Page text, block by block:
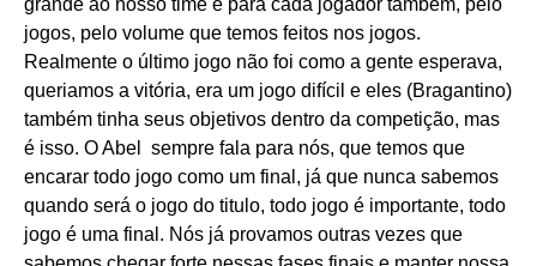
grande ao nosso time e para cada jogador também, pelo
jogos, pelo volume que temos feitos nos jogos.
Realmente o último jogo não foi como a gente esperava,
queriamos a vitória, era um jogo difícil e eles (Bragantino)
também tinha seus objetivos dentro da competição, mas
é isso. O Abel sempre fala para nós, que temos que
encarar todo jogo como um final, já que nunca sabemos
quando será o jogo do titulo, todo jogo é importante, todo
jogo é uma final. Nós já provamos outras vezes que